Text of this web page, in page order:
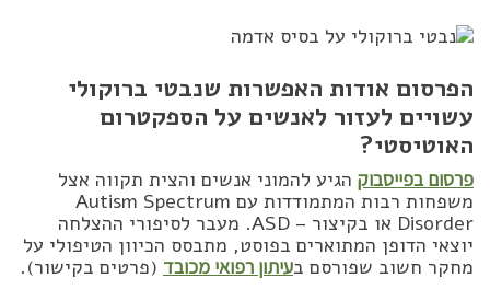
הפרסום אודות האפשרות שנבטי ברוקולי
עשויים לעזור לאנשים על הספקטרום
האוטיסטי?
פרסום בפייסבוק הגיע להמוני אנשים והצית תקווה אצל
משפחות רבות המתמודדות עם Autism Spectrum
Disorder או בקיצור – ASD. מעבר לסיפורי ההצלחה
יוצאי הדופן המתוארים בפוסט, מתבסס הכיוון הטיפולי על
מחקר חשוב שפורסם בעיתון רפואי מכובד (פרטים בקישור).